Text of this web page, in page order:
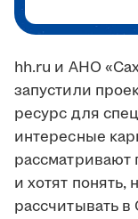
hh.ru и АНО
запустили
ресурс для
интересные
рассматривают
и хотят
рассчитывать в